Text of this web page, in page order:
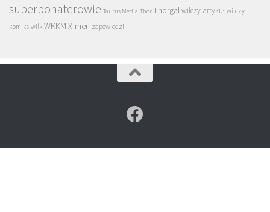
superbohaterowie Taurus Media Thor Thorgal wilczy artykuł wilczy
komiks wilk WKKM X-men zapowiedzi